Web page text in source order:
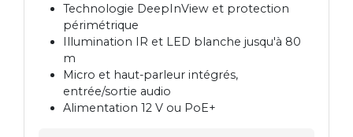
Technologie DeepInView et protection
périmétrique
Illumination IR et LED blanche jusqu'à 80
m
Micro et haut-parleur intégrés,
entrée/sortie audio
Alimentation 12 V ou PoE+